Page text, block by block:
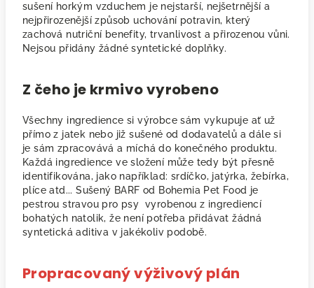
sušení horkým vzduchem je nejstarší, nejšetrnější a
nejpřirozenější způsob uchování potravin, který
zachová nutriční benefity, trvanlivost a přirozenou vůni.
Nejsou přidány žádné syntetické doplňky.
Z čeho je krmivo vyrobeno
Všechny ingredience si výrobce sám vykupuje ať už
přímo z jatek nebo již sušené od dodavatelů a dále si
je sám zpracovává a míchá do konečného produktu.
Každá ingredience ve složení může tedy být přesně
identifikována, jako například: srdíčko, jatýrka, žebírka,
plíce atd... Sušený BARF od Bohemia Pet Food je
pestrou stravou pro psy vyrobenou z ingrediencí
bohatých natolik, že není potřeba přidávat žádná
syntetická aditiva v jakékoliv podobě.
Propracovaný výživový plán